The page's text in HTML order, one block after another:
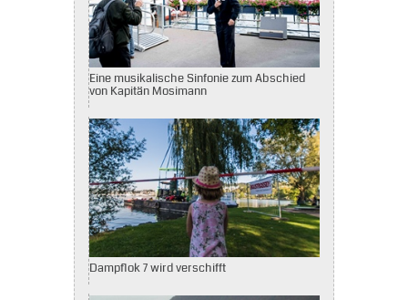
Eine musikalische Sinfonie zum Abschied
von Kapitän Mosimann
Dampflok 7 wird verschifft